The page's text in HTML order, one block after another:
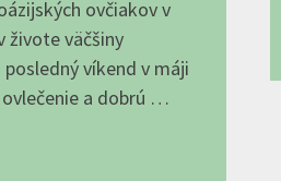
ovčiakov v
živote väčšiny
víkend v máji
a dobrú …